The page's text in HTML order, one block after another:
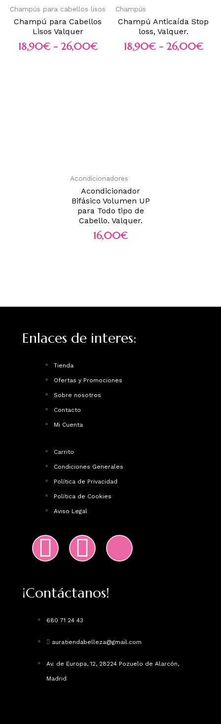
Champús para cabellos lisos
Champú para Cabellos
Lisos Valquer
18,90€ - 26,00€
Champús
Champú Anticaída Stop
loss, Valquer.
18,90€ - 26,00€
Acondicionadores
Acondicionador
Bifásico Volumen UP
para Todo tipo de
Cabello. Valquer.
16,00€
¡Contáctanos!
680 71 24 43
auratiendabelleza@gmail.com
Av. de Europa, 12, 28224 Pozuelo de Alarcón,
Madrid
Enlaces de interes:
Tienda
Ofertas y Promociones
Sobre nosotros
Contacto
Mi Cuenta
Carrito
Condiciones Generales
Política de Privacidad
Política de Cookies
Aviso Legal